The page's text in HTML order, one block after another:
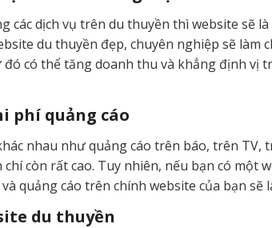
dịch vụ trên du thuyền thì website sẽ
du thuyền đẹp, chuyên nghiệp sẽ làm
có thể tăng doanh thu và khẳng định vị
phí quảng cáo
nhau như quảng cáo trên báo, trên TV,
còn rất cao. Tuy nhiên, nếu bạn có một
quảng cáo trên chính website của bạn sẽ
du thuyền